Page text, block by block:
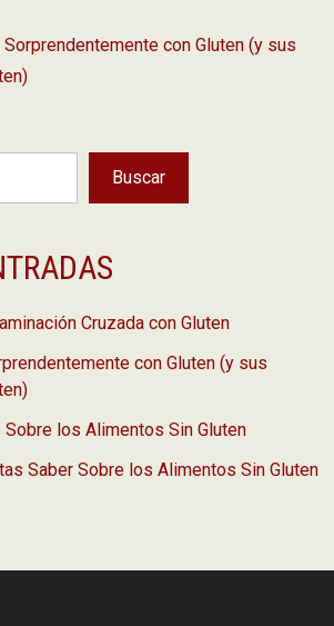
con Gluten (y sus
Buscar
Cruzada con Gluten
con Gluten (y sus
los Alimentos Sin Gluten
Saber Sobre los Alimentos Sin Gluten